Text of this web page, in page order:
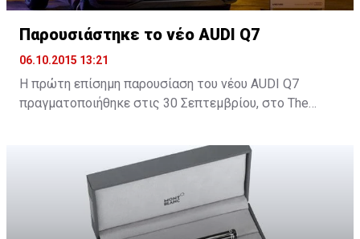
Παρουσιάστηκε το νέο AUDI Q7
06.10.2015 13:21
H πρώτη επίσημη παρουσίαση του νέου AUDI Q7
πραγματοποιήθηκε στις 30 Σεπτεμβρίου, στο Τhe